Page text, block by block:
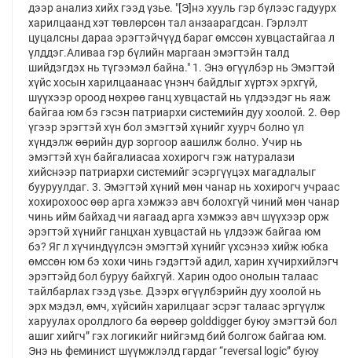
дээр анализ хийх гээд үзье. "[Э]нэ хууль гэр бүлээс гадуурх
харилцаанд хэт төвлөрсөн тал анзаарагдсан. Гэрлэлт
цуцалсны дараа эрэгтэйчүүд бараг өмссөн хувцастайгаа л
үлддэг.Аливаа гэр бүлийн маргаан эмэгтэйн талд
шийдэгдэх нь түгээмэл байна." 1. Энэ өгүүлбэр нь Эмэгтэй
хүйс хосын харилцаанаас үнэнч байдлыг хүртэх эрхгүй,
шүүхээр ороод нөхрөө ганц хувцастай нь үлдээдэг нь яаж
байгаа юм бэ гэсэн патриархи системийн дуу хоолой. 2. Өөр
үгээр эрэгтэй хүн бол эмэгтэй хүнийг хуурч болно үл
хүндэлж өөрийн дур зоргоор аашилж болно. Учир нь
эмэгтэй хүн байгалиасаа хохирогч гэж натуралази
хийснээр патриархи системийг эсэргүүцэх магадлалыг
бууруулдаг. 3. Эмэгтэй хүний мөн чанар нь хохирогч учраас
хохирохоос өөр арга хэмжээ авч болохгүй чиний мөн чанар
чинь ийм байхад чи яагаад арга хэмжээ авч шүүхээр орж
эрэгтэй хүнийг ганцхан хувцастай нь үлдээж байгаа юм
бэ? Яг л хүчиндүүлсэн эмэгтэй хүнийг үхсэнээ хийж юбка
өмссөн юм бэ хохи чинь гэдэгтэй адил, харин хүчирхийлэгч
эрэгтэйд бол буруу байхгүй. Харин одоо онолын талаас
тайлбарлах гээд үзье. Дээрх өгүүлбэрийн дуу хоолой нь
эрх мэдэл, өмч, хүйсийн харилцааг эсрэг талаас эргүүлж
харуулах оролдлого ба өөрөөр golddigger буюу эмэгтэй бол
ашиг хийгч” гэх логикийг нийгэмд бий болгож байгаа юм.
Энэ нь феминист шүүмжлэлд гардаг “reversal logic” буюу